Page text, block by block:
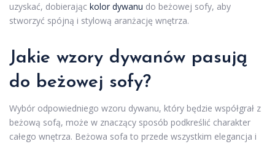
uzyskać, dobierając kolor dywanu do beżowej sofy, aby
stworzyć spójną i stylową aranżację wnętrza.
Jakie wzory dywanów pasują
do beżowej sofy?
Wybór odpowiedniego wzoru dywanu, który będzie współgrał z
beżową sofą, może w znaczący sposób podkreślić charakter
całego wnętrza. Beżowa sofa to przede wszystkim elegancja i